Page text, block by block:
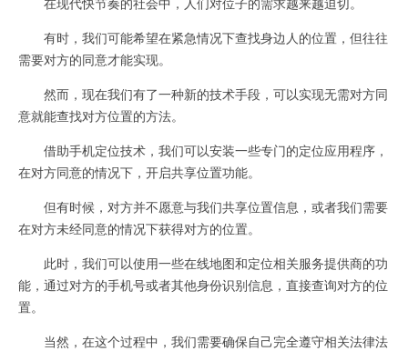
有时，我们可能希望在紧急情况下查找身边人的位置，但往往
需要对方的同意才能实现。
然而，现在我们有了一种新的技术手段，可以实现无需对方同
意就能查找对方位置的方法。
借助手机定位技术，我们可以安装一些专门的定位应用程序，
在对方同意的情况下，开启共享位置功能。
但有时候，对方并不愿意与我们共享位置信息，或者我们需要
在对方未经同意的情况下获得对方的位置。
此时，我们可以使用一些在线地图和定位相关服务提供商的功
能，通过对方的手机号或者其他身份识别信息，直接查询对方的位
置。
当然，在这个过程中，我们需要确保自己完全遵守相关法律法